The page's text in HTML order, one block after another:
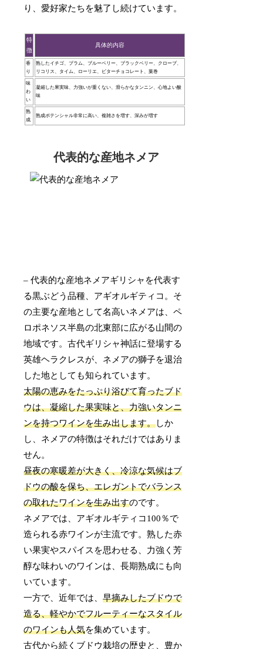
り、愛好家たちを魅了し続けています。
特
徴
具体的内容
香
り
熟したイチゴ、プラム、ブルーベリー、ブラックベリー、クローブ、
リコリス、タイム、ローリエ、ビターチョコレート、葉巻
味
わ
い
凝縮した果実味、力強いが重くない、滑らかなタンニン、心地よい酸
味
熟
成
熟成ポテンシャル非常に高い、複雑さを増す、深みが増す
代表的な産地ネメア
– 代表的な産地ネメアギリシャを代表す
る黒ぶどう品種、アギオルギティコ。そ
の主要な産地として名高いネメアは、ペ
ロポネソス半島の北東部に広がる山間の
地域です。古代ギリシャ神話に登場する
英雄ヘラクレスが、ネメアの獅子を退治
した地としても知られています。
太陽の恵みをたっぷり浴びて育ったブド
ウは、凝縮した果実味と、力強いタンニ
ンを持つワインを生み出します。しか
し、ネメアの特徴はそれだけではありま
せん。
昼夜の寒暖差が大きく、冷涼な気候はブ
ドウの酸を保ち、エレガントでバランス
の取れたワインを生み出すのです。
ネメアでは、アギオルギティコ100％で
造られる赤ワインが主流です。熟した赤
い果実やスパイスを思わせる、力強く芳
醇な味わいのワインは、長期熟成にも向
いています。
一方で、近年では、早摘みしたブドウで
造る、軽やかでフルーティーなスタイル
のワインも人気を集めています。
古代から続くブドウ栽培の歴史と、豊か